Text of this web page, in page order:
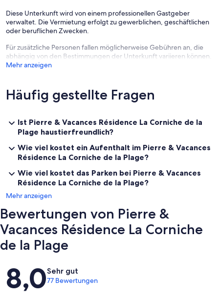
Diese Unterkunft wird von einem professionellen Gastgeber
verwaltet. Die Vermietung erfolgt zu gewerblichen, geschäftlichen
oder beruflichen Zwecken.
Für zusätzliche Personen fallen möglicherweise Gebühren an, die
abhängig von den Bestimmungen der Unterkunft variieren können.
Mehr anzeigen
Häufig gestellte Fragen
Ist Pierre & Vacances Résidence La Corniche de la
Plage haustierfreundlich?
Wie viel kostet ein Aufenthalt im Pierre & Vacances
Résidence La Corniche de la Plage?
Wie viel kostet das Parken bei Pierre & Vacances
Résidence La Corniche de la Plage?
Mehr anzeigen
Bewertungen von Pierre &
Vacances Résidence La Corniche
de la Plage
Bewertungen
8,0Sehr gut
77 Bewertungen